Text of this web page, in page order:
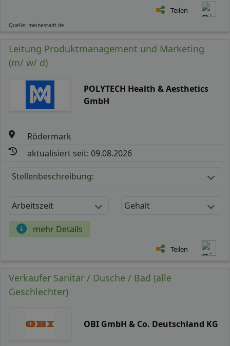
Teilen
Quelle: meinestadt.de
Leitung Produktmanagement und Marketing
(m/ w/ d)
POLYTECH Health & Aesthetics
GmbH
Rödermark
aktualisiert seit: 09.08.2026
Stellenbeschreibung:
Arbeitszeit Gehalt
mehr Details
Teilen
Verkäufer Sanitär / Dusche / Bad (alle
Geschlechter)
OBI GmbH & Co. Deutschland KG